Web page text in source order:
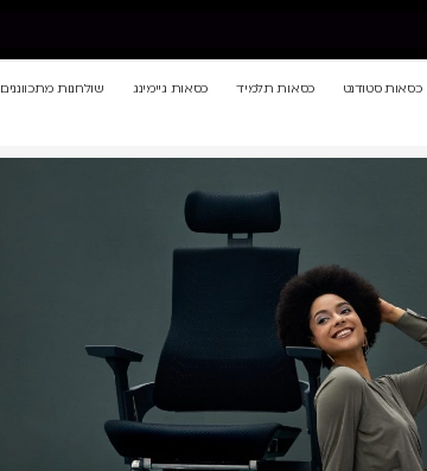
כסאות סטודנט כסאות תלמיד כסאות גיימינג
שולחנות מתכווננים